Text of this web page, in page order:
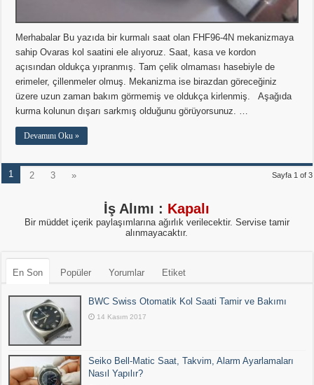
Merhabalar Bu yazıda bir kurmalı saat olan FHF96-4N mekanizmaya
sahip Ovaras kol saatini ele alıyoruz. Saat, kasa ve kordon
açısından oldukça yıpranmış. Tam çelik olmaması hasebiyle de
erimeler, çillenmeler olmuş. Mekanizma ise birazdan göreceğiniz
üzere uzun zaman bakım görmemiş ve oldukça kirlenmiş. Aşağıda
kurma kolunun dışarı sarkmış olduğunu görüyorsunuz. …
Devamını Oku »
Sayfa 1 of 3
1 2 3 »
İş Alımı : Kapalı
Bir müddet içerik paylaşımlarına ağırlık verilecektir. Servise tamir
alınmayacaktır.
En Son Popüler Yorumlar Etiket
BWC Swiss Otomatik Kol Saati Tamir ve Bakımı
14 Kasım 2017
Seiko Bell-Matic Saat, Takvim, Alarm Ayarlamaları
Nasıl Yapılır?